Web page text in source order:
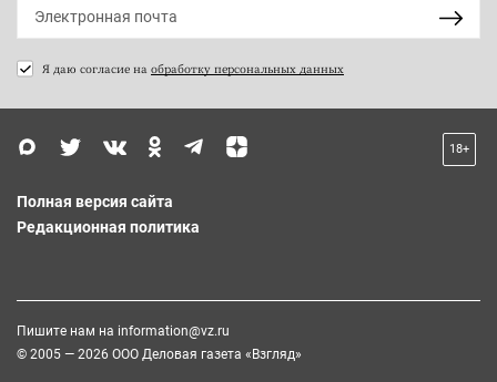
Я даю согласие на обработку персональных данных
18+
Полная версия сайта
Редакционная политика
Пишите нам на information@vz.ru
© 2005 — 2026 ООО Деловая газета «Взгляд»